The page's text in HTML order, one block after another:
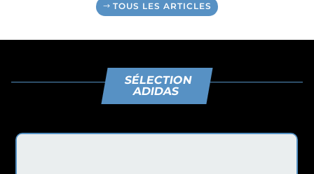
TOUS LES ARTICLES
SÉLECTION
ADIDAS